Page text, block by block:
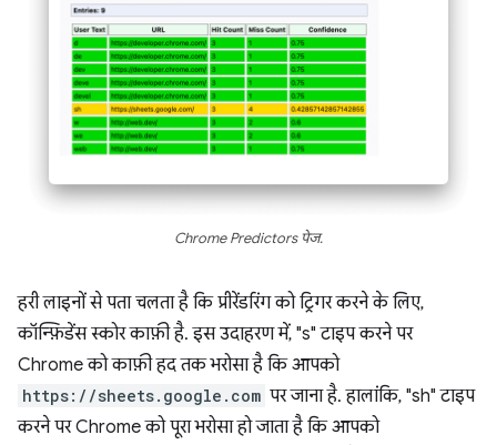
Chrome Predictors पेज.
हरी लाइनों से पता चलता है कि प्रीरेंडरिंग को ट्रिगर करने के लिए,
कॉन्फ़िडेंस स्कोर काफ़ी है. इस उदाहरण में, "s" टाइप करने पर
Chrome को काफ़ी हद तक भरोसा है कि आपको
https://sheets.google.com पर जाना है. हालांकि, "sh" टाइप
करने पर Chrome को पूरा भरोसा हो जाता है कि आपको